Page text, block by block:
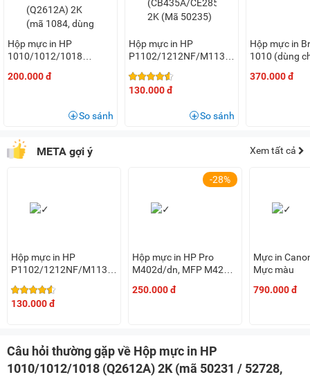
Hộp mực in HP
1010/1012/1018
dùng 2 - 3 lần)
200.000 đ
So sánh
Hộp mực in HP
P1102/1212NF/M1130
2K (Mã 50235)
130.000 đ
So sánh
Hộp mực in
1010 (dùng
370.000 đ
META gợi ý Xem tất cả
Hộp mực in HP
P1102/1212NF/M1130
2K (Mã 50235)
130.000 đ
-28%
Hộp mực in HP Pro
M402d/dn, MFP M426
052) 3.1K ( Mã 50239,
250.000 đ
Mực in
Mực màu
790.000 đ
Câu hỏi thường gặp về Hộp mực in HP
1010/1012/1018 (Q2612A) 2K (mã 50231 / 52728,